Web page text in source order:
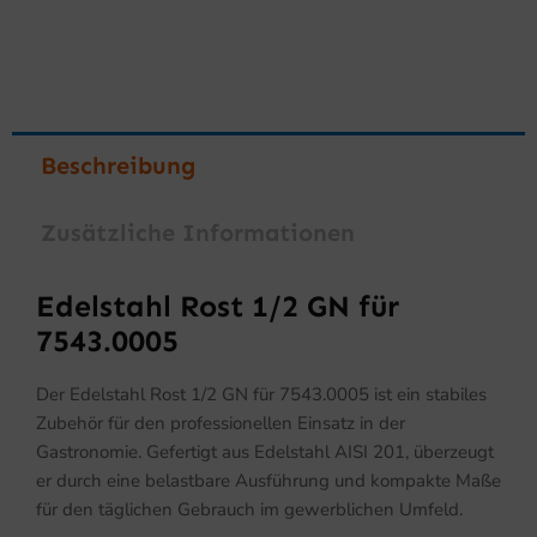
Beschreibung
Edelstahl Rost 1/2 GN für
7543.0005
Der Edelstahl Rost 1/2 GN für 7543.0005 ist ein stabiles
Zubehör für den professionellen Einsatz in der
Gastronomie. Gefertigt aus Edelstahl AISI 201, überzeugt
er durch eine belastbare Ausführung und kompakte Maße
für den täglichen Gebrauch im gewerblichen Umfeld.